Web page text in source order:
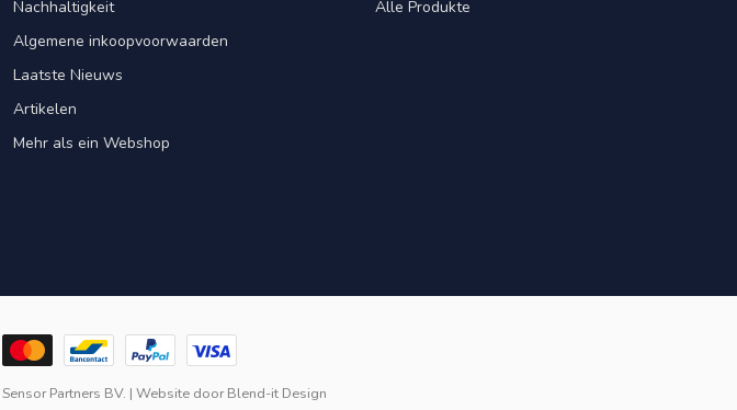
Nachhaltigkeit
Algemene inkoopvoorwaarden
Laatste Nieuws
Artikelen
Mehr als ein Webshop
Alle Produkte
Sensor Partners BV. | Website doorBlend-it Design